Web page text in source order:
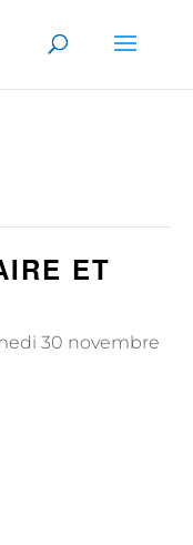
ET
30 novembre